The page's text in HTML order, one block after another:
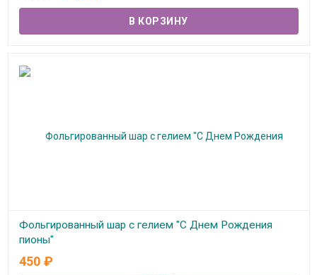
Фольгированный шар с гелием "С Днем Рождения
пионы"
В наличии
450 ₽